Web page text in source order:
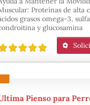
Proteínas de alta
grasos omega-3,
y glucosamina